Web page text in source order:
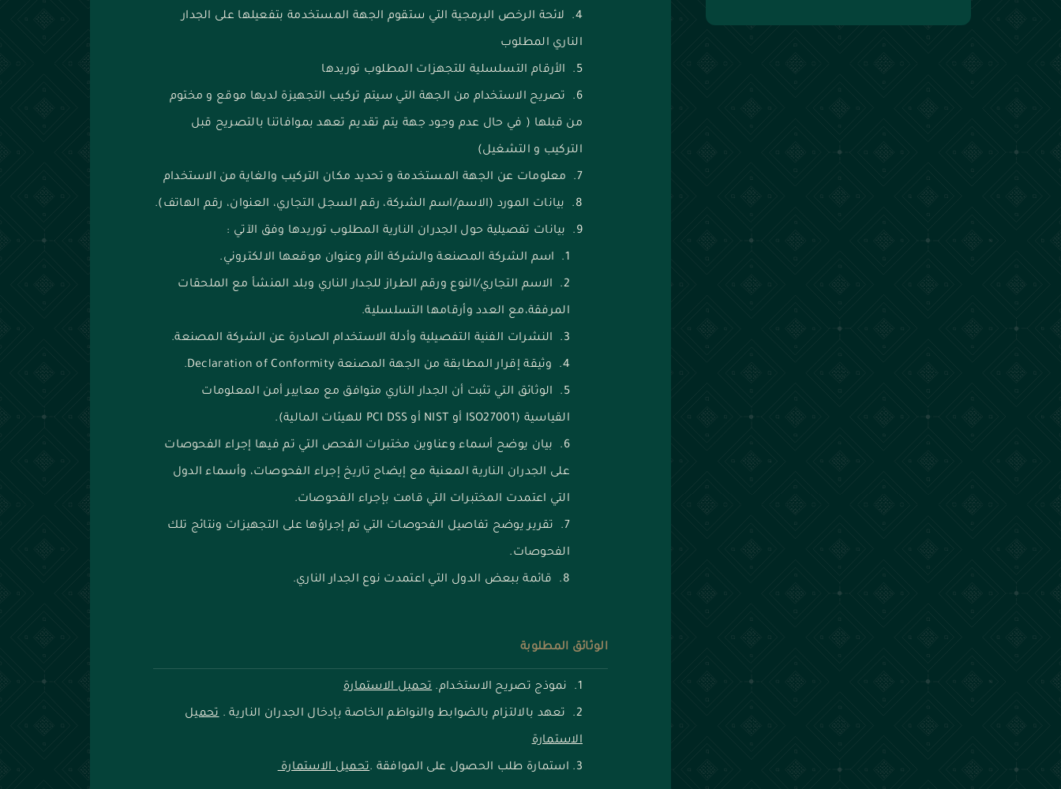
لائحة الرخص البرمجية التي ستقوم الجهة المستخدمة بتفعيلها على الجدار
الناري المطلوب
الأرقام التسلسلية للتجهزات المطلوب توريدها
تصريح الاستخدام من الجهة التي سيتم تركيب التجهيزة لديها موقع و مختوم
من قبلها ( في حال عدم وجود جهة يتم تقديم تعهد بموافاتنا بالتصريح قبل
التركيب و التشغيل)
معلومات عن الجهة المستخدمة و تحديد مكان التركيب والغاية من الاستخدام
بيانات المورد (الاسم/اسم الشركة، رقم السجل التجاري، العنوان، رقم الهاتف).
بيانات تفصيلية حول الجدران النارية المطلوب توريدها وفق الآتي :
اسم الشركة المصنعة والشركة الأم وعنوان موقعها الالكتروني.
‌الاسم التجاري/النوع ورقم الطراز للجدار الناري وبلد المنشأ مع الملحقات
المرفقة،مع العدد وأرقامها التسلسلية.
‌النشرات الفنية التفصيلية وأدلة الاستخدام الصادرة عن الشركة المصنعة.
‌وثيقة إقرار المطابقة من الجهة المصنعة Declaration of Conformity.
‌الوثائق التي تثبت أن الجدار الناري متوافق مع معايير أمن المعلومات
القياسية (ISO27001 أو NIST أو PCI DSS للهيئات المالية).
‌بيان يوضح أسماء وعناوين مختبرات الفحص التي تم فيها إجراء الفحوصات
على الجدران النارية المعنية مع إيضاح تاريخ إجراء الفحوصات، وأسماء الدول
التي اعتمدت المختبرات التي قامت بإجراء الفحوصات.
تقرير يوضح تفاصيل الفحوصات التي تم إجراؤها على التجهيزات ونتائج تلك
الفحوصات.
قائمة ببعض الدول التي اعتمدت نوع الجدار الناري.
الوثائق المطلوبة
نموذج تصريح الاستخدام.تحميل الاستمارة
تعهد بالالتزام بالضوابط والنواظم الخاصة بإدخال الجدران النارية .تحميل
الاستمارة
استمارة طلب الحصول على الموافقة .تحميل الاستمارة